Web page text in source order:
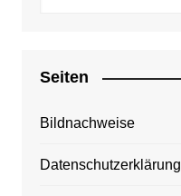
Seiten
Bildnachweise
Datenschutzerklärung